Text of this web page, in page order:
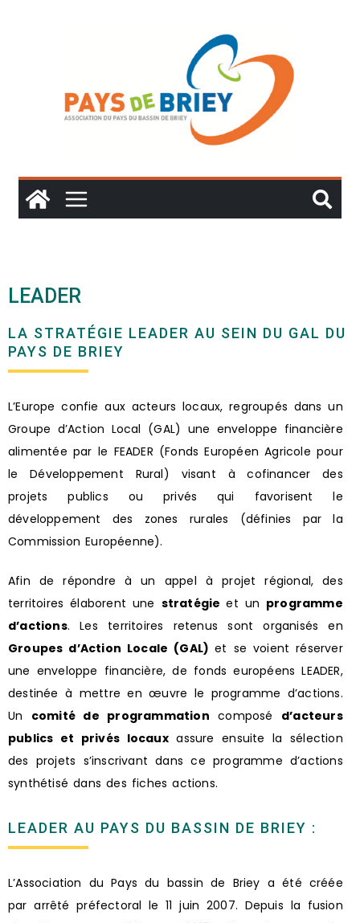
LEADER
LA STRATÉGIE LEADER AU SEIN DU GAL DU
PAYS DE BRIEY
L’Europe confie aux acteurs locaux, regroupés dans un
Groupe d’Action Local (GAL) une enveloppe financière
alimentée par le FEADER (Fonds Européen Agricole pour
le Développement Rural) visant à cofinancer des
projets publics ou privés qui favorisent le
développement des zones rurales (définies par la
Commission Européenne).
Afin de répondre à un appel à projet régional, des
territoires élaborent une stratégieet un programme
d’actions. Les territoires retenus sont organisés en
Groupes d’Action Locale (GAL)et se voient réserver
une enveloppe financière, de fonds européens LEADER,
destinée à mettre en œuvre le programme d’actions.
Un comité de programmation composé d’acteurs
publics et privés locauxassure ensuite la sélection
des projets s’inscrivant dans ce programme d’actions
synthétisé dans des fiches actions.
LEADER AU PAYS DU BASSIN DE BRIEY :
L’Association du Pays du bassin de Briey a été créée
par arrêté préfectoral le 11 juin 2007. Depuis la fusion